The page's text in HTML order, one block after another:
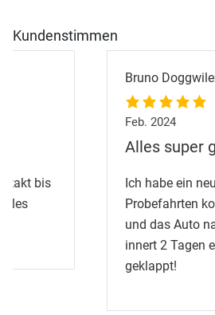
Kundenstimmen
Alles super geklappt
Ich habe ein neues Lagerauto
Probefahrten konnte ich
und das Auto nach
innert 2 Tagen eingelöst
geklappt!